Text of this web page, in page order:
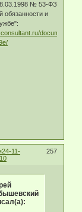
№ 53-ФЗ
обязанности и
document/
257
24-11-